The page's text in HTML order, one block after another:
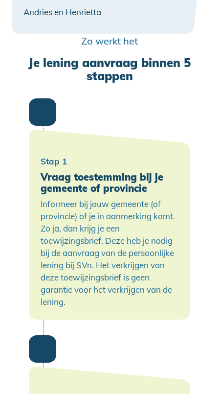
Andries en Henrietta
Zo werkt het
Je lening aanvraag binnen 5
stappen
Vraag toestemming bij je
gemeente of provincie
Informeer bij jouw gemeente (of
provincie) of je in aanmerking komt.
Zo ja, dan krijg je een
toewijzingsbrief. Deze heb je nodig
bij de aanvraag van de persoonlijke
lening bij SVn. Het verkrijgen van
deze toewijzingsbrief is geen
garantie voor het verkrijgen van de
lening.